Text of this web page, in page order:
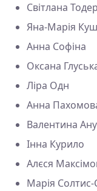
Світлана Тодер
Яна-Марія
Анна Софіна
Оксана
Ліра Одн
Анна
Валентина
Інна Курило
Алєся
Марія